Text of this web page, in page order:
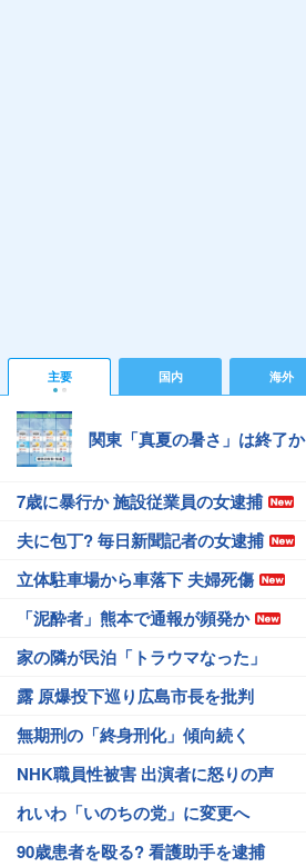
主要 国内 海外
関東「真夏の暑さ」は終了か
7歳に暴行か 施設従業員の女逮捕
夫に包丁? 毎日新聞記者の女逮捕
立体駐車場から車落下 夫婦死傷
「泥酔者」熊本で通報が頻発か
家の隣が民泊「トラウマなった」
露 原爆投下巡り広島市長を批判
無期刑の「終身刑化」傾向続く
NHK職員性被害 出演者に怒りの声
れいわ「いのちの党」に変更へ
90歳患者を殴る? 看護助手を逮捕